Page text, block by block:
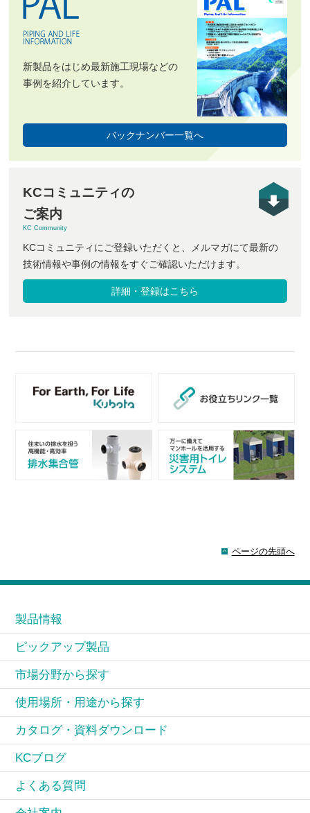
新製品をはじめ最新施工現場などの
事例を紹介しています。
バックナンバー一覧へ
KCコミュニティの
ご案内
KC Community
KCコミュニティにご登録いただくと、メルマガにて最新の
技術情報や事例の情報をすぐご確認いただけます。
詳細・登録はこちら
ページの先頭へ
製品情報
ピックアップ製品
市場分野から探す
使用場所・用途から探す
カタログ・資料ダウンロード
KCブログ
よくある質問